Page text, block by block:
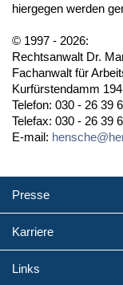
hiergegen werden
© 1997 - 2026:
Rechtsanwalt Dr.
Fachanwalt für
Kurfürstendamm
Telefon: 030 - 26 39
Telefax: 030 - 26 39
E-mail:
Presse
Karriere
Links